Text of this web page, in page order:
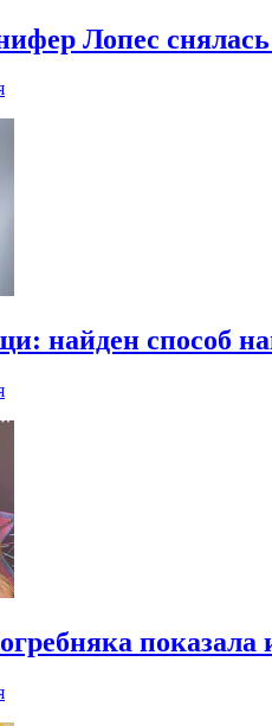
Лопес
найден способ
показала